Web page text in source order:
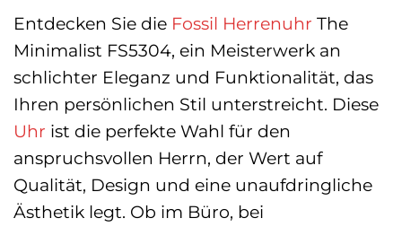
Entdecken Sie die Fossil Herrenuhr The
Minimalist FS5304, ein Meisterwerk an
schlichter Eleganz und Funktionalität, das
Ihren persönlichen Stil unterstreicht. Diese
Uhr ist die perfekte Wahl für den
anspruchsvollen Herrn, der Wert auf
Qualität, Design und eine unaufdringliche
Ästhetik legt. Ob im Büro, bei